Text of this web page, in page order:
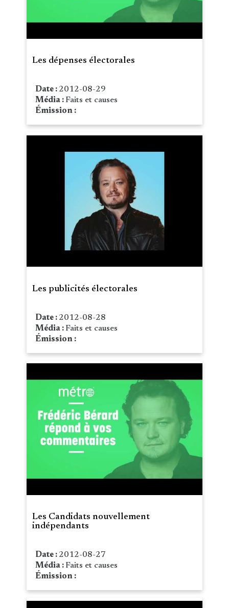
Les dépenses électorales
Date : 2012-08-29
Média :Faits et causes
Émission :
Les publicités électorales
Date : 2012-08-28
Média :Faits et causes
Émission :
Les Candidats nouvellement
indépendants
Date : 2012-08-27
Média :Faits et causes
Émission :